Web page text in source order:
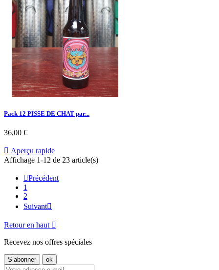
Pack 12 PISSE DE CHAT par...
36,00 €
 Aperçu rapide
Affichage 1-12 de 23 article(s)
Précédent
1
2
Suivant
Retour en haut 
Recevez nos offres spéciales